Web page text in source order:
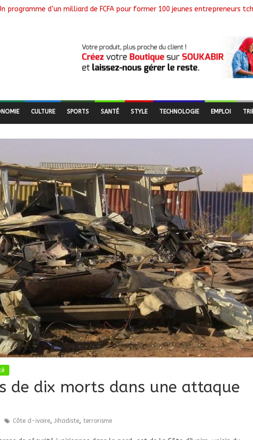
programme d’un milliard de FCFA pour former 100 jeunes entrepreneurs
ouvre sa deuxième session ordinaire consacrée à la transition numérique
de la société d’État Sahel Défense Industrie
: Le maire du 1er arrondissement évalue l’état des routes après les travaux
CULTURE SPORTS SANTÉ STYLE TECHNOLOGIE EMPLOI
de dix morts dans une attaque
Côte d-ivoire, Jihadiste, terrorisme